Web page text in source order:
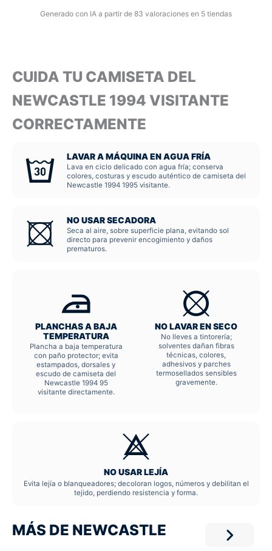
Generado con IA a partir de 83 valoraciones en 5 tiendas
CUIDA TU CAMISETA DEL
NEWCASTLE 1994 VISITANTE
CORRECTAMENTE
LAVAR A MÁQUINA EN AGUA FRÍA
Lava en ciclo delicado con agua fría; conserva
colores, costuras y escudo auténtico de camiseta del
Newcastle 1994 1995 visitante.
NO USAR SECADORA
Seca al aire, sobre superficie plana, evitando sol
directo para prevenir encogimiento y daños
prematuros.
PLANCHAS A BAJA
TEMPERATURA
Plancha a baja temperatura
con paño protector; evita
estampados, dorsales y
escudo de camiseta del
Newcastle 1994 95
visitante directamente.
NO LAVAR EN SECO
No lleves a tintorería;
solventes dañan fibras
técnicas, colores,
adhesivos y parches
termosellados sensibles
gravemente.
NO USAR LEJÍA
Evita lejía o blanqueadores; decoloran logos, números y debilitan el
tejido, perdiendo resistencia y forma.
MÁS DE NEWCASTLE